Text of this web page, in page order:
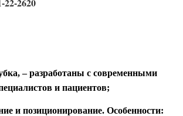
– разработаны с современными
и пациентов;
и позиционирование. Особенности: